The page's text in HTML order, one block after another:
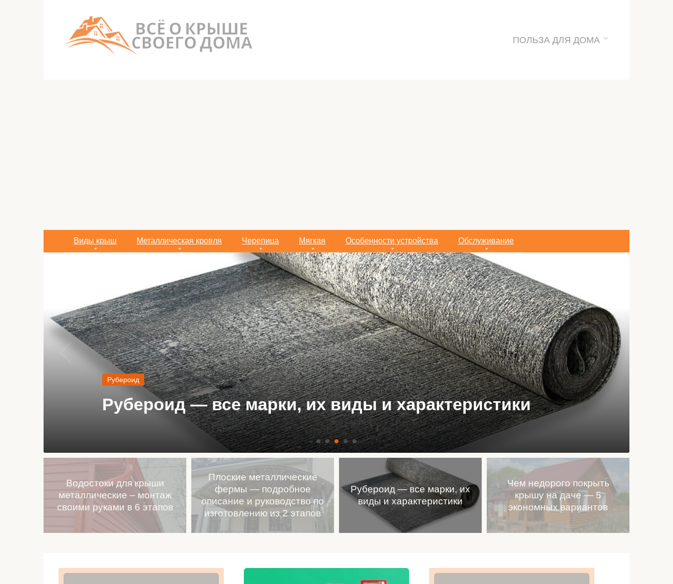
ПОЛЬЗА ДЛЯ ДОМА
Виды крыш Металлическая кровля Черепица Мягкая Особенности устройства Обслуживание
Виды крыш
Чем недорого покрыть крышу на даче — 5 экономных
вариантов
Водостоки для крыши
металлические – монтаж
своими руками в 6 этапов
Плоские металлические
фермы — подробное
описание и руководство по
изготовлению из 2 этапов
Рубероид — все марки, их
виды и характеристики
Чем недорого покрыть
крышу на даче — 5
экономных вариантов